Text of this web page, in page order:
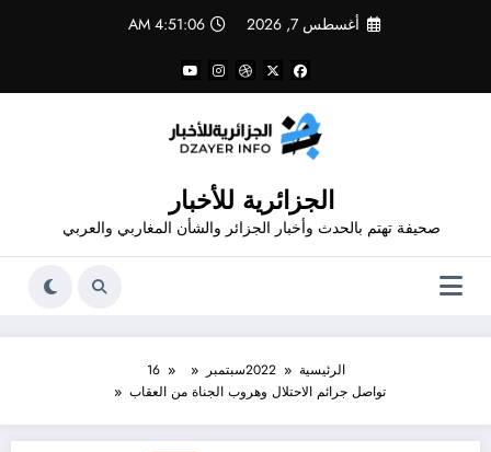
أغسطس 7, 2026 4:51:06 AM
الجزائرية للأخبار
صحيفة تهتم بالحدث وأخبار الجزائر والشأن المغاربي والعربي
الرئيسية 2022سبتمبر
16
تواصل جرائم الاحتلال وهروب الجناة من العقاب